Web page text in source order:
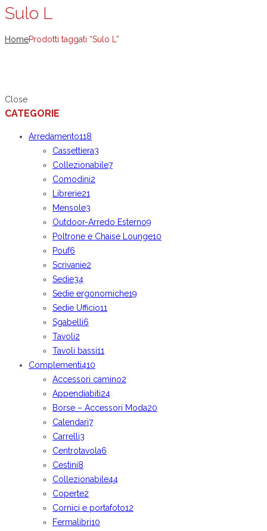
Sulo L
HomeProdotti taggati “Sulo L”
Close
CATEGORIE
Arredamento118
Cassettiera3
Collezionabile7
Comodini2
Librerie21
Mensole3
Outdoor-Arredo Esterno9
Poltrone e Chaise Lounge10
Pouf6
Scrivanie2
Sedie34
Sedie ergonomiche19
Sedie Ufficio11
Sgabelli6
Tavoli2
Tavoli bassi11
Complementi410
Accessori camino2
Appendiabiti24
Borse – Accessori Moda20
Calendari7
Carrelli3
Centrotavola6
Cestini8
Collezionabile44
Coperte2
Cornici e portafoto12
Fermalibri10